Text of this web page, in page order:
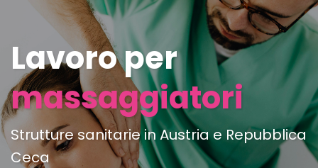
Lavoro per
massaggiatori
Strutture sanitarie in Austria e Repubblica
Ceca